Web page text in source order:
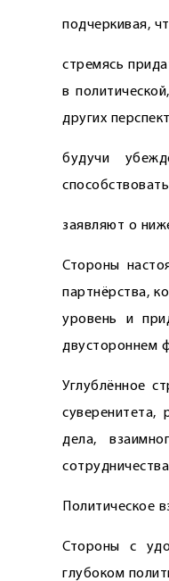
подчеркивая,
стремясь
в
других
будучи
заявляют о
Стороны
партнёрст­ва,
уровень и
двустороннем
Углублённое
суверенитета,
дела,
Политическое
Стороны с
глубоком